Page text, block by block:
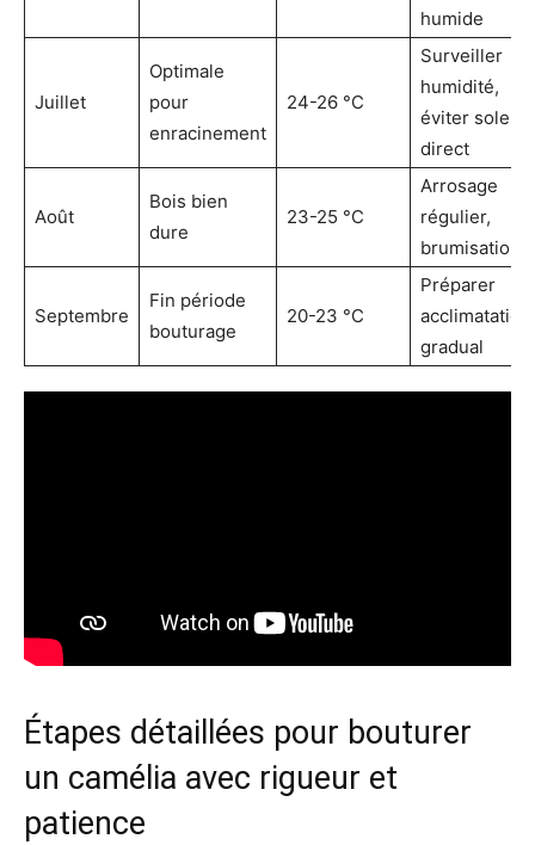
humide
Juillet
Optimale
pour
enracinement
24-26 °C
Surveiller
humidité,
éviter soleil
direct
Août
Bois bien
dure
23-25 °C
Arrosage
régulier,
brumisation
Septembre
Fin période
bouturage
20-23 °C
Préparer
acclimatation
gradual
Étapes détaillées pour bouturer
un camélia avec rigueur et
patience